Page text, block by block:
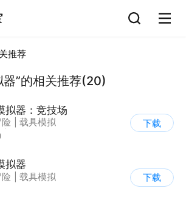
推荐
器”的相关推荐(20)
拟器：竞技场
载具模拟
下载
拟器
载具模拟
下载